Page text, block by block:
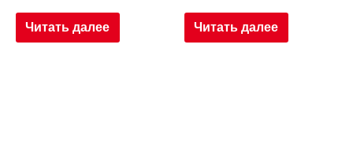
Читать далее Читать далее